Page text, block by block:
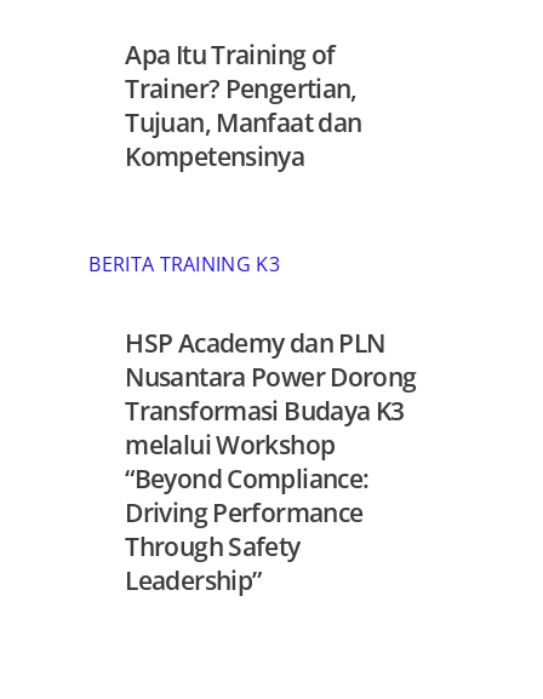
Apa Itu Training of
Trainer? Pengertian,
Tujuan, Manfaat dan
Kompetensinya
BERITA TRAINING K3
HSP Academy dan PLN
Nusantara Power Dorong
Transformasi Budaya K3
melalui Workshop
“Beyond Compliance:
Driving Performance
Through Safety
Leadership”